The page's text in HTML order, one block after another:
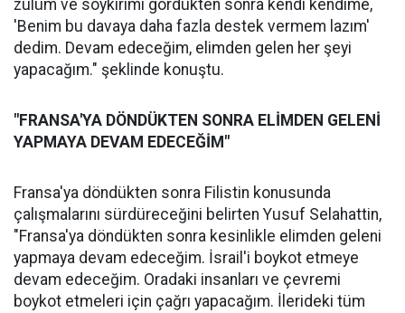
zulüm ve soykırımı gördükten sonra kendi kendime,
'Benim bu davaya daha fazla destek vermem lazım'
dedim. Devam edeceğim, elimden gelen her şeyi
yapacağım." şeklinde konuştu.
"FRANSA'YA DÖNDÜKTEN SONRA ELİMDEN GELENİ
YAPMAYA DEVAM EDECEĞİM"
Fransa'ya döndükten sonra Filistin konusunda
çalışmalarını sürdüreceğini belirten Yusuf Selahattin,
"Fransa'ya döndükten sonra kesinlikle elimden geleni
yapmaya devam edeceğim. İsrail'i boykot etmeye
devam edeceğim. Oradaki insanları ve çevremi
boykot etmeleri için çağrı yapacağım. İlerideki tüm